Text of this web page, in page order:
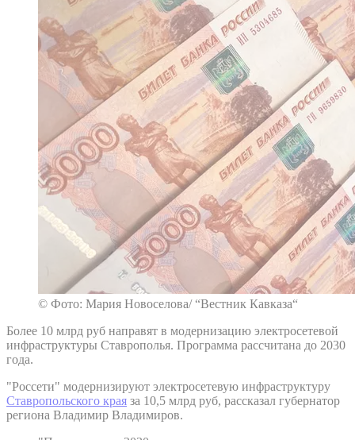
© Фото: Мария Новоселова/ “Вестник Кавказа“
Более 10 млрд руб направят в модернизацию электросетевой
инфраструктуры Ставрополья. Программа рассчитана до 2030
года.
"Россети" модернизируют электросетевую инфраструктуру
Ставропольского края за 10,5 млрд руб, рассказал губернатор
региона Владимир Владимиров.